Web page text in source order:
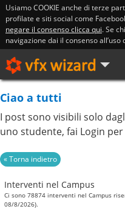
Usiamo COOKIE anche di terze
profilate e siti social come
negare il consenso clicca qui. Se
navigazione dai il consenso all’uso
Ciao a tutti
I post sono visibili solo
uno studente, fai Login per
Interventi nel Campus
Ci sono 78874 interventi nel Campus
08/8/2026).